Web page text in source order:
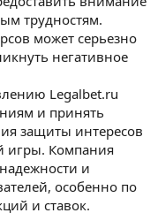
трудностям.
может серьезно
негативное
Legalbet.ru
и принять
защиты интересов
игры. Компания
и
особенно по
и ставок.